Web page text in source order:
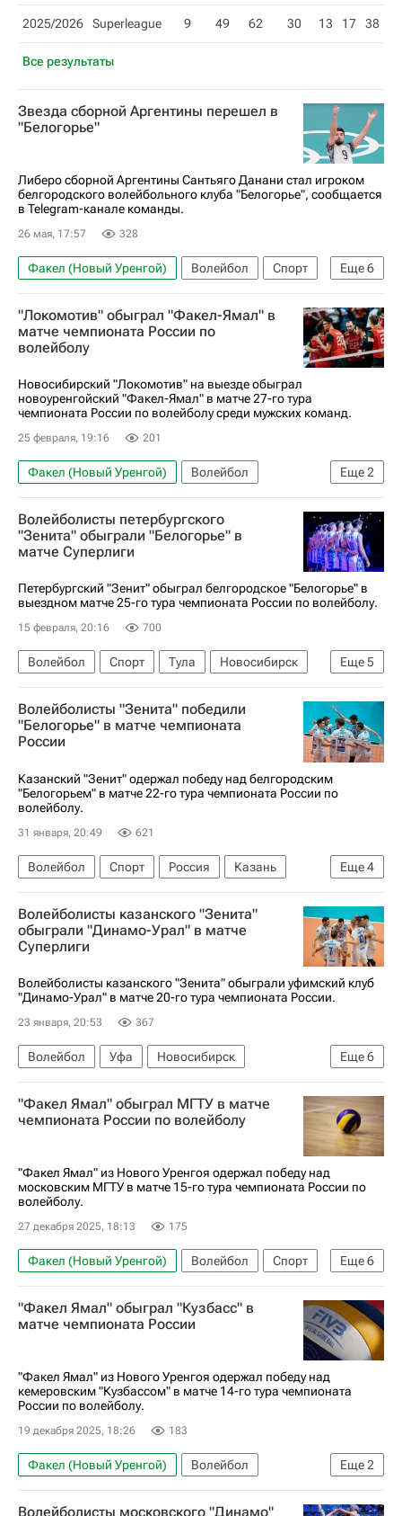
2025/2026 Superleague 9 49 62 30 13 17 38
Все результаты
Звезда сборной Аргентины перешел в
"Белогорье"
Либеро сборной Аргентины Сантьяго Данани стал игроком
белгородского волейбольного клуба "Белогорье", сообщается
в Telegram-канале команды.
26 мая, 17:57 328
Еще6
Факел (Новый Уренгой) Волейбол
Спорт
Аргентина
Новый Уренгой
Белогорье (Белгород)
Зенит (Санкт-Петербург)
Суперкубок России по волейболу
"Локомотив" обыграл "Факел-Ямал" в
матче чемпионата России по
волейболу
Новосибирский "Локомотив" на выезде обыграл
новоуренгойский "Факел-Ямал" в матче 27-го тура
чемпионата России по волейболу среди мужских команд.
25 февраля, 19:16 201
Еще2
Факел (Новый Уренгой)
Волейбол
Локомотив (Новосибирск)
Суперлига (чемпионат России по волейболу среди женщин)
Волейболисты петербургского
"Зенита" обыграли "Белогорье" в
матче Суперлиги
Петербургский "Зенит" обыграл белгородское "Белогорье" в
выездном матче 25-го тура чемпионата России по волейболу.
15 февраля, 20:16 700
Еще5
Волейбол Спорт Тула
Новосибирск
Казань
Зенит (Санкт-Петербург)
Белогорье (Белгород)
Оренбуржье
Суперлига (чемпионат России по волейболу среди женщин)
Волейболисты "Зенита" победили
"Белогорье" в матче чемпионата
России
Казанский "Зенит" одержал победу над белгородским
"Белогорьем" в матче 22-го тура чемпионата России по
волейболу.
31 января, 20:49 621
Еще4
Волейбол Спорт Россия
Казань
Кемерово
Суперлига (чемпионат России по волейболу среди мужчин)
Белогорье (Белгород)
Волейболисты казанского "Зенита"
обыграли "Динамо-Урал" в матче
Суперлиги
Волейболисты казанского "Зенита" обыграли уфимский клуб
"Динамо-Урал" в матче 20-го тура чемпионата России.
23 января, 20:53 367
Еще6
Волейбол Уфа
Новосибирск
Сосновый Бор
Спорт
Зенит (Санкт-Петербург)
Динамо-ЛО (Ленинградская обл.)
Суперлига (чемпионат России по волейболу среди женщин)
"Факел Ямал" обыграл МГТУ в матче
чемпионата России по волейболу
"Факел Ямал" из Нового Уренгоя одержал победу над
московским МГТУ в матче 15-го тура чемпионата России по
волейболу.
27 декабря 2025, 18:13 175
Еще6
Факел (Новый Уренгой) Волейбол
Спорт
Новый Уренгой
Россия
Сосновый Бор
"Факел Ямал" обыграл "Кузбасс" в
матче чемпионата России
"Факел Ямал" из Нового Уренгоя одержал победу над
кемеровским "Кузбассом" в матче 14-го тура чемпионата
России по волейболу.
19 декабря 2025, 18:26 183
Еще2
Факел (Новый Уренгой)
Волейбол
Суперлига (чемпионат России по волейболу среди женщин)
Волейболисты московского "Динамо"